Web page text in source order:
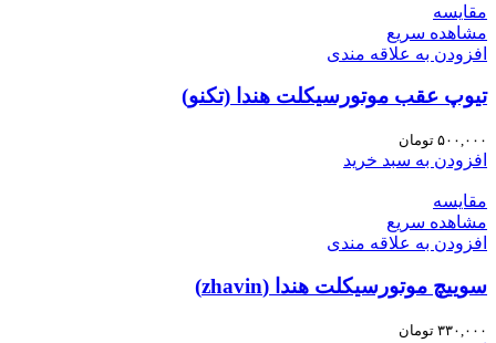
مقایسه
مشاهده سریع
افزودن به علاقه مندی
تیوپ عقب موتورسیکلت هندا (تکنو)
۵۰۰,۰۰۰ تومان
افزودن به سبد خرید
مقایسه
مشاهده سریع
افزودن به علاقه مندی
سوییچ موتورسیکلت هندا (zhavin)
۳۳۰,۰۰۰ تومان